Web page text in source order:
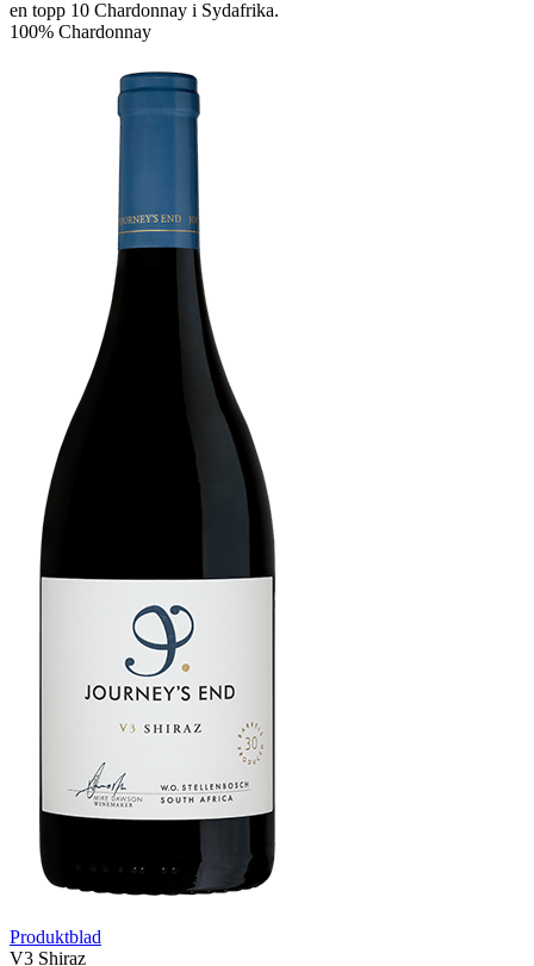
Ett uttrycksfullt vin med svartvinbär, violer, vitpeppar och toner av
torkad koriander.
Generös ekfatslagring 18 månader i större format gör att vingårdens
karaktär skiner igenom med stor naturlig syra och en silkeslen,
långvarig finish. Shirazdruvor handskördas på södervända
sluttningar från vinblock med lägre bördighet vilket ger mycket
koncentrerad, mörk och kryddig fruktighet. Silvermedalj och 92
poäng på Decanter 2022. Vinet kan lagras i minst 5 år.